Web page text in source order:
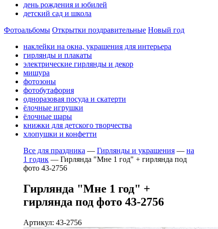
день рождения и юбилей
детский сад и школа
Фотоальбомы Открытки поздравительные Новый год
наклейки на окна, украшения для интерьера
гирлянды и плакаты
электрические гирлянды и декор
мишура
фотозоны
фотобутафория
одноразовая посуда и скатерти
ёлочные игрушки
ёлочные шары
книжки для детского творчества
хлопушки и конфетти
Все для праздника — Гирлянды и украшения — на
1 годик — Гирлянда "Мне 1 год" + гирлянда под
фото 43-2756
Гирлянда "Мне 1 год" +
гирлянда под фото 43-2756
Артикул: 43-2756